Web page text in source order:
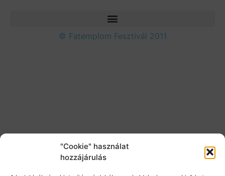
"Cookie" használat
hozzájárulás
© Fatemplom Fesztivál 2011